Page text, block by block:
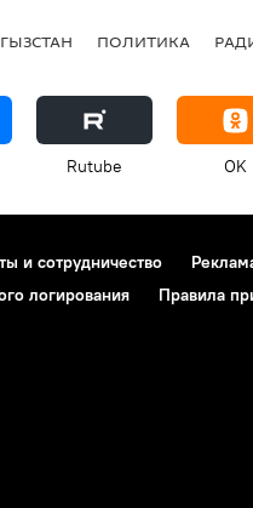
ПОЛИТИКА
Rutube OK
и сотрудничество
логирования
Правила